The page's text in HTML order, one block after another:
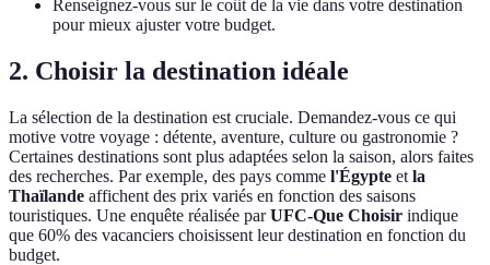
Renseignez-vous sur le coût de la vie dans votre destination
pour mieux ajuster votre budget.
2. Choisir la destination idéale
La sélection de la destination est cruciale. Demandez-vous ce qui
motive votre voyage : détente, aventure, culture ou gastronomie ?
Certaines destinations sont plus adaptées selon la saison, alors faites
des recherches. Par exemple, des pays comme l'Égypte et la
Thaïlande affichent des prix variés en fonction des saisons
touristiques. Une enquête réalisée parUFC-Que Choisir indique
que 60% des vacanciers choisissent leur destination en fonction du
budget.